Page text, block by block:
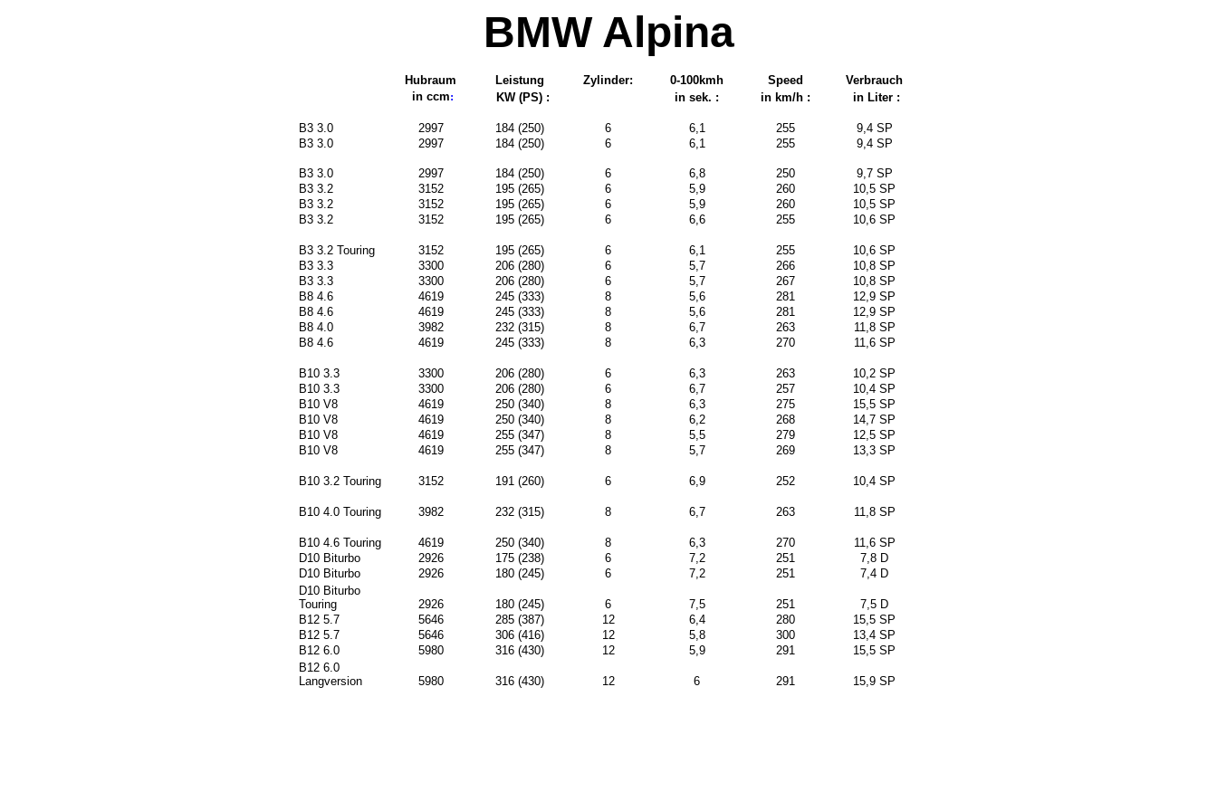
BMW Alpina
Hubraum Leistung Zylinder: 0-100kmh Speed
Verbrauch
in ccm: KW (PS) : in sek. : in km/h : in Liter :
B3 3.0 2997 184 (250) 6 6,1 255
9,4 SP
B3 3.0
2997 184 (250) 6 6,1 255 9,4 SP
B3 3.0 2997 184 (250) 6 6,8 250
9,7 SP
B3 3.2
3152 195 (265) 6 5,9 260
10,5 SP
B3 3.2
3152 195 (265) 6 5,9 260
10,5 SP
B3 3.2
3152 195 (265) 6 6,6 255 10,6 SP
B3 3.2 Touring 3152 195 (265) 6 6,1 255
10,6 SP
B3 3.3
3300 206 (280) 6 5,7 266
10,8 SP
B3 3.3
3300 206 (280) 6 5,7 267
10,8 SP
B8 4.6
4619 245 (333) 8 5,6 281
12,9 SP
B8 4.6
4619 245 (333) 8 5,6 281
12,9 SP
B8 4.0
3982 232 (315) 8 6,7 263
11,8 SP
B8 4.6
4619 245 (333) 8 6,3 270 11,6 SP
B10 3.3 3300 206 (280) 6 6,3 263
10,2 SP
B10 3.3
3300 206 (280) 6 6,7 257
10,4 SP
B10 V8
4619 250 (340) 8 6,3 275
15,5 SP
B10 V8
4619 250 (340) 8 6,2 268
14,7 SP
B10 V8
4619 255 (347) 8 5,5 279
12,5 SP
B10 V8
4619 255 (347) 8 5,7 269 13,3 SP
B10 3.2 Touring 3152 191 (260) 6 6,9 252 10,4 SP
B10 4.0 Touring 3982 232 (315) 8 6,7 263 11,8 SP
B10 4.6 Touring 4619 250 (340) 8 6,3 270
11,6 SP
D10 Biturbo
2926 175 (238) 6 7,2 251
7,8 D
D10 Biturbo
2926 180 (245) 6 7,2 251
7,4 D
D10 Biturbo
Touring
2926 180 (245) 6 7,5 251
7,5 D
B12 5.7
5646 285 (387) 12 6,4 280
15,5 SP
B12 5.7
5646 306 (416) 12 5,8 300
13,4 SP
B12 6.0
5980 316 (430) 12 5,9 291
15,5 SP
B12 6.0
Langversion
5980 316 (430) 12 6 291 15,9 SP